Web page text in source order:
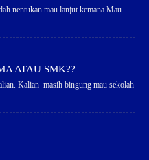
nentukan mau lanjut kemana Mau
ATAU SMK??
Kalian masih bingung mau sekolah